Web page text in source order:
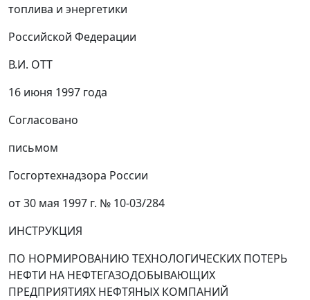
топлива и энергетики
Российской Федерации
В.И. ОТТ
16 июня 1997 года
Согласовано
письмом
Госгортехнадзора России
от 30 мая 1997 г. № 10-03/284
ИНСТРУКЦИЯ
ПО НОРМИРОВАНИЮ ТЕХНОЛОГИЧЕСКИХ ПОТЕРЬ
НЕФТИ НА НЕФТЕГАЗОДОБЫВАЮЩИХ
ПРЕДПРИЯТИЯХ НЕФТЯНЫХ КОМПАНИЙ